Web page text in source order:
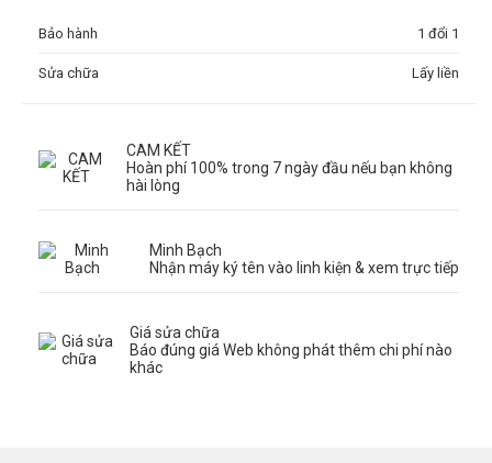
Bảo hành 1 đổi 1
Sửa chữa Lấy liền
CAM KẾT
Hoàn phí 100% trong 7 ngày đầu nếu bạn không
hài lòng
Minh Bạch
Nhận máy ký tên vào linh kiện & xem trực tiếp
Giá sửa chữa
Báo đúng giá Web không phát thêm chi phí nào
khác